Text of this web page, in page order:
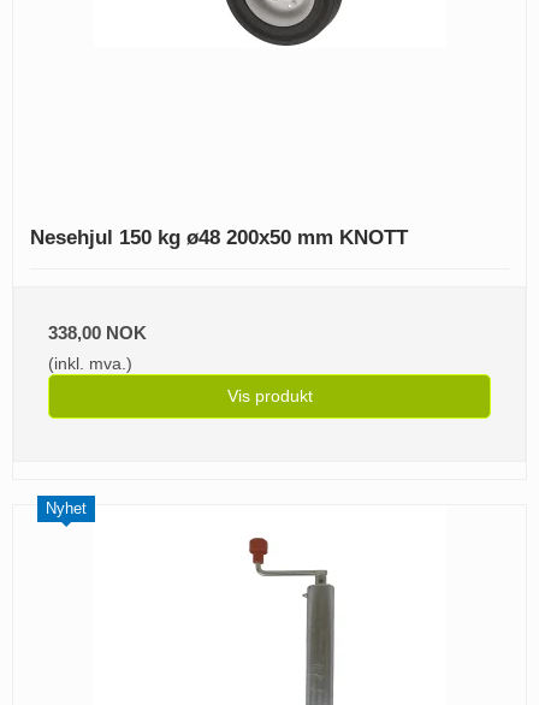
Nesehjul 150 kg ø48 200x50 mm KNOTT
338,00 NOK
(inkl. mva.)
Vis produkt
Nyhet